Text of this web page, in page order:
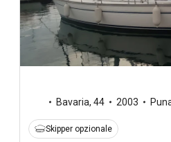
Bavaria, 44 2003
Skipper opzionale